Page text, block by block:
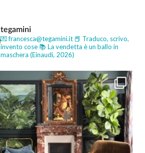
tegamini
💌 francesca@tegamini.it 📕 Traduco, scrivo,
invento cose📚 La vendetta è un ballo in
maschera (Einaudi, 2026)